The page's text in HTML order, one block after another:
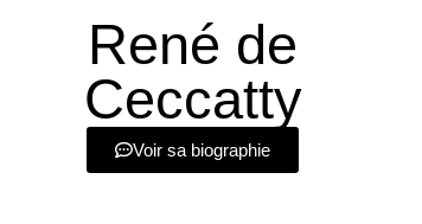
René de
Ceccatty
Voir sa biographie